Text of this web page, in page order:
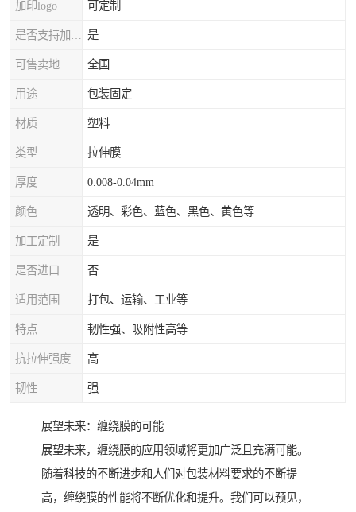
加印logo 可定制
是
可售卖地 全国
用途 包装固定
材质 塑料
类型 拉伸膜
厚度 0.008-0.04mm
颜色 透明、彩色、蓝色、黑色、黄色等
加工定制 是
是否进口 否
适用范围 打包、运输、工业等
特点 韧性强、吸附性高等
抗拉伸强度 高
韧性 强
展望未来：缠绕膜的可能
展望未来，缠绕膜的应用领域将更加广泛且充满可能。
随着科技的不断进步和人们对包装材料要求的不断提
高，缠绕膜的性能将不断优化和提升。我们可以预见，